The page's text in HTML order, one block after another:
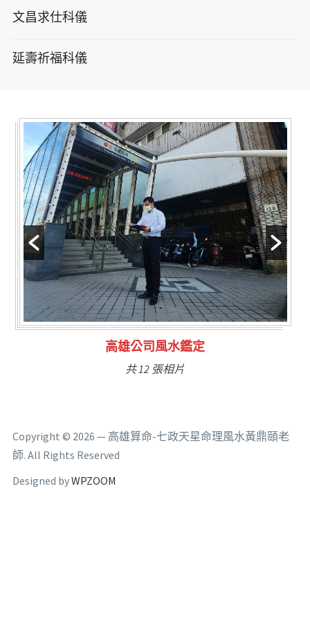
文昌求仕科儀
延壽祈福科儀
高雄公司風水鑑定
共 12 張相片
Copyright © 2026 — 高雄算命-七政天星命理風水黃鼎頤老
師. All Rights Reserved
Designed byWPZOOM